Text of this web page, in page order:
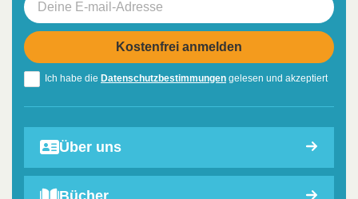
Ich habe die Datenschutzbestimmungen gelesen und akzeptiert
Über uns
Bücher